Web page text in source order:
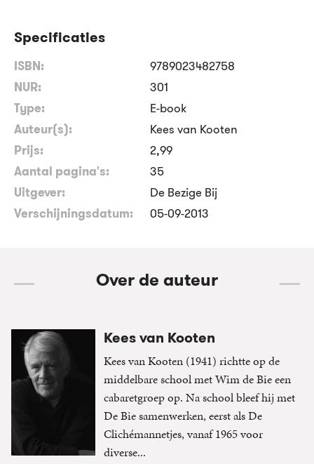
Specificaties
ISBN:
9789023482758
NUR:
301
Type:
E-book
Auteur(s):
Kees van Kooten
Prijs:
2,99
Aantal pagina's:
35
Uitgever:
De Bezige Bij
Verschijningsdatum:
05-09-2013
Over de auteur
Kees van Kooten
Kees van Kooten (1941) richtte op de
middelbare school met Wim de Bie een
cabaretgroep op. Na school bleef hij met
De Bie samenwerken, eerst als De
Clichémannetjes, vanaf 1965 voor
diverse...